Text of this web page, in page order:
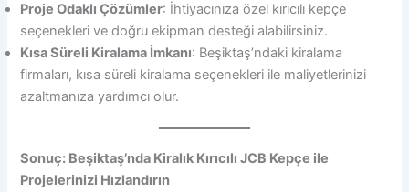
Proje Odaklı Çözümler: İhtiyacınıza özel kırıcılı kepçe
seçenekleri ve doğru ekipman desteği alabilirsiniz.
Kısa Süreli Kiralama İmkanı: Beşiktaş’ndaki kiralama
firmaları, kısa süreli kiralama seçenekleri ile maliyetlerinizi
azaltmanıza yardımcı olur.
Sonuç: Beşiktaş’nda Kiralık Kırıcılı JCB Kepçe ile
Projelerinizi Hızlandırın